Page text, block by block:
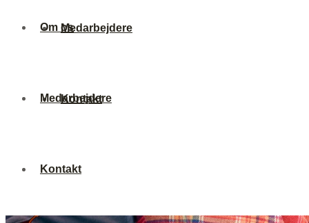
Medarbejdere
Kontakt
Om os
Medarbejdere
Kontakt